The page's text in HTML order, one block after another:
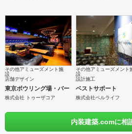
その他アミューズメント施
設
店舗デザイン
東京ボウリング場・バー
株式会社 トゥーザコア
その他アミューズメント
設
設計施工
ベストサポート
株式会社ベルライフ
内装建築.comに相